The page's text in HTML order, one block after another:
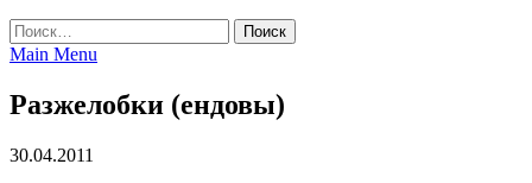
Найти:
Main Menu
Разжелобки (ендовы)
30.04.2011